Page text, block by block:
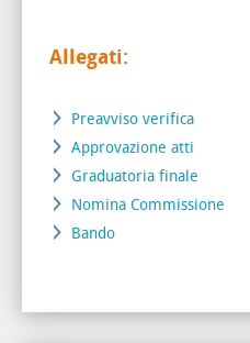
Allegati:
Preavviso verifica
Approvazione atti
Graduatoria finale
Nomina Commissione
Bando